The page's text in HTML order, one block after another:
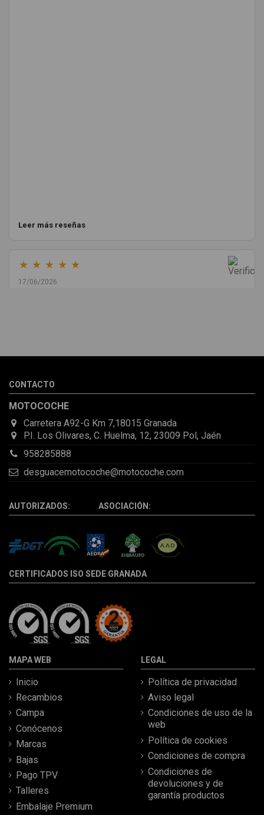
Leer más reseñas
★ ★ ★ ★ ★
17/06/2026
la pieza llegó correcta y bien embalada, además de llegarme 2
CONTACTO
MOTOCOCHE
Carretera A92-G Km 7,18015 Granada
P.I. Los Olivares, C. Huelma, 12, 23009 Pol, Jaén
958285888
desguacemotocoche@motocoche.com
AUTORIZADOS: ASOCIACIÓN:
CERTIFICADOS ISO SEDE GRANADA
MAPA WEB
Inicio
Recambios
Campa
Conócenos
Marcas
Bajas
Pago TPV
Talleres
Embalaje Premium
LEGAL
Política de privacidad
Aviso legal
Condiciones de uso de la
web
Política de cookies
Condiciones de compra
Condiciones de
devoluciones y de
garantía productos